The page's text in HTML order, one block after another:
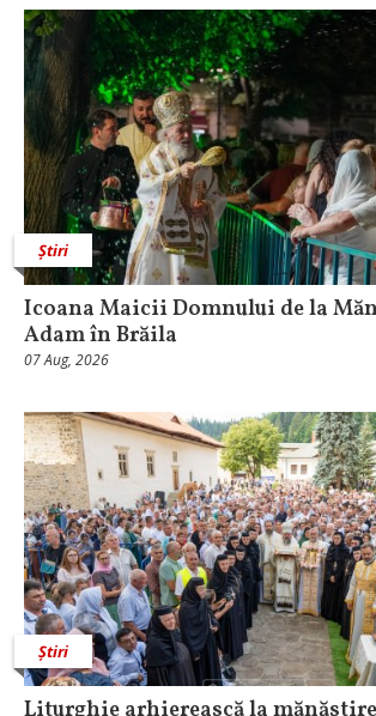
Știri
Icoana Maicii Domnului de la
Adam în Brăila
07 Aug, 2026
Știri